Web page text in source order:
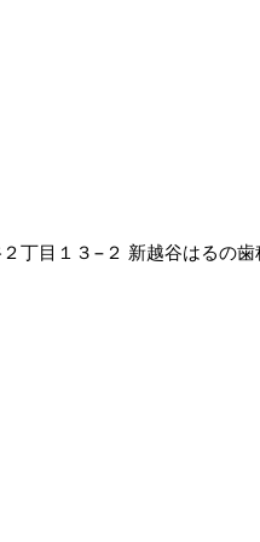
丁目１３−２ 新越谷はるの歯